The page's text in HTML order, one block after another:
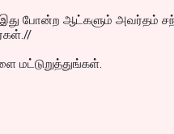
இது போன்ற ஆட்களும் அவர்தம்
மட்டுறுத்துங்கள்.